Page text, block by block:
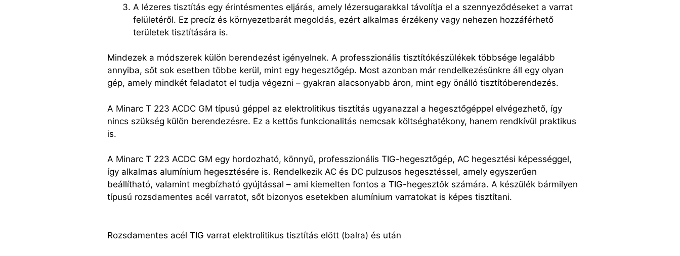
A lézeres tisztítás egy érintésmentes eljárás, amely lézersugarakkal távolítja el a szennyeződéseket a varrat
felületéről. Ez precíz és környezetbarát megoldás, ezért alkalmas érzékeny vagy nehezen hozzáférhető
területek tisztítására is.
Mindezek a módszerek külön berendezést igényelnek. A professzionális tisztítókészülékek többsége legalább
annyiba, sőt sok esetben többe kerül, mint egy hegesztőgép. Most azonban már rendelkezésünkre áll egy olyan
gép, amely mindkét feladatot el tudja végezni – gyakran alacsonyabb áron, mint egy önálló tisztítóberendezés.
A Minarc T 223 ACDC GM típusú géppel az elektrolitikus tisztítás ugyanazzal a hegesztőgéppel elvégezhető, így
nincs szükség külön berendezésre. Ez a kettős funkcionalitás nemcsak költséghatékony, hanem rendkívül praktikus
is.
A Minarc T 223 ACDC GM egy hordozható, könnyű, professzionális TIG-hegesztőgép, AC hegesztési képességgel,
így alkalmas alumínium hegesztésére is. Rendelkezik AC és DC pulzusos hegesztéssel, amely egyszerűen
beállítható, valamint megbízható gyújtással – ami kiemelten fontos a TIG-hegesztők számára. A készülék bármilyen
típusú rozsdamentes acél varratot, sőt bizonyos esetekben alumínium varratokat is képes tisztítani.
Rozsdamentes acél TIG varrat elektrolitikus tisztítás előtt (balra) és után